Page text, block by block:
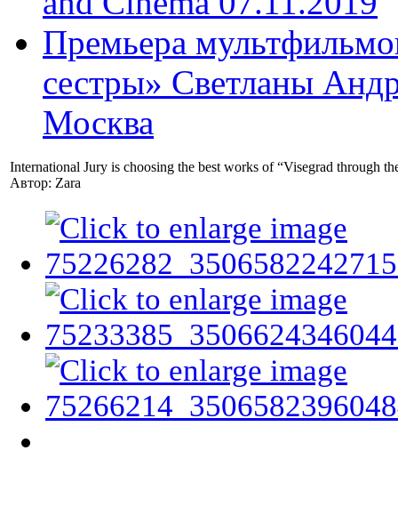
Премьера
сестры» Светланы
Москва
International Jury is choosing the best works of “Visegrad through
Автор: Zara